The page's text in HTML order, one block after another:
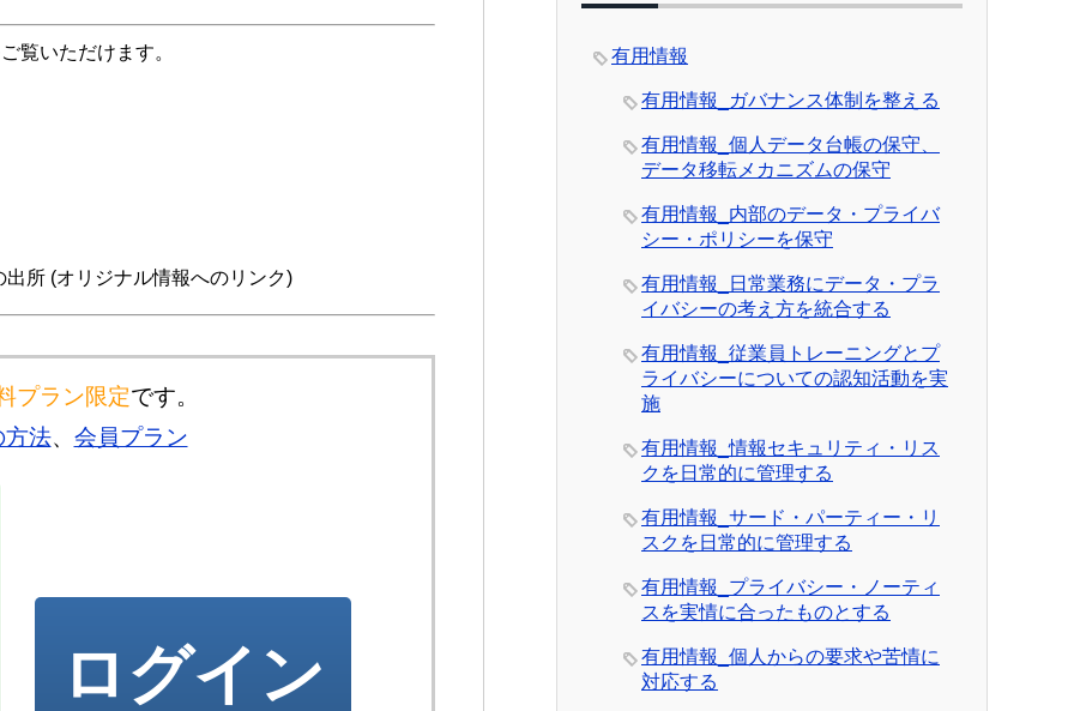
覧いただけます。
出所 (オリジナル情報へのリンク)
プラン限定です。
方法、 会員プラン
ログイン
有用情報
有用情報_ガバナンス体制を整える
有用情報_個人データ台帳の保守、
データ移転メカニズムの保守
有用情報_内部のデータ・プライバ
シー・ポリシーを保守
有用情報_日常業務にデータ・プラ
イバシーの考え方を統合する
有用情報_従業員トレーニングとプ
ライバシーについての認知活動を実
施
有用情報_情報セキュリティ・リス
クを日常的に管理する
有用情報_サード・パーティー・リ
スクを日常的に管理する
有用情報_プライバシー・ノーティ
スを実情に合ったものとする
有用情報_個人からの要求や苦情に
対応する